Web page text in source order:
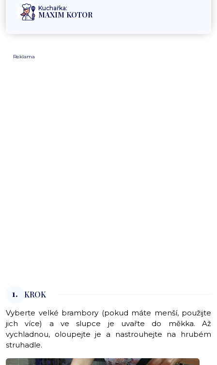
Kuchařka:
MAXIM KOTOR
Reklama
1. KROK
Vyberte velké brambory (pokud máte menší, použijte
jich více) a ve slupce je uvařte do měkka. Až
vychladnou, oloupejte je a nastrouhejte na hrubém
struhadle.